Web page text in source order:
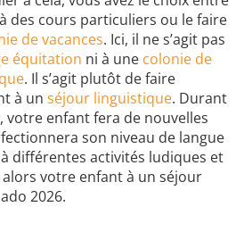
des cours particuliers ou le faire
de vacances. Ici, il ne s’agit pas
équitation ni à une colonie de
. Il s’agit plutôt de faire
à un séjour linguistique. Durant
votre enfant fera de nouvelles
son niveau de langue
différentes activités ludiques et
votre enfant à un séjour
2026.